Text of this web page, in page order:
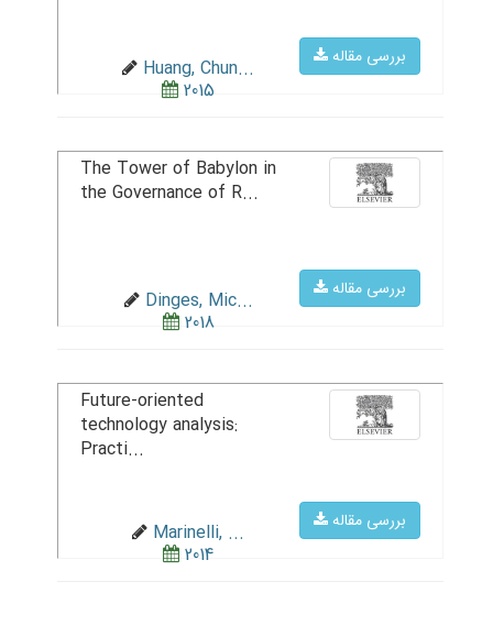
بررسی مقاله
Huang, Chun...
2015
بررسی مقاله
The Tower of Babylon in
the Governance of R...
Dinges, Mic...
2018
بررسی مقاله
Future-oriented
technology analysis:
Practi...
Marinelli, ...
2014